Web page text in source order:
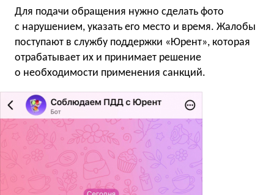
Для подачи обращения нужно сделать фото
с нарушением, указать его место и время. Жалобы
поступают в службу поддержки «Юрент», которая
отрабатывает их и принимает решение
о необходимости применения санкций.